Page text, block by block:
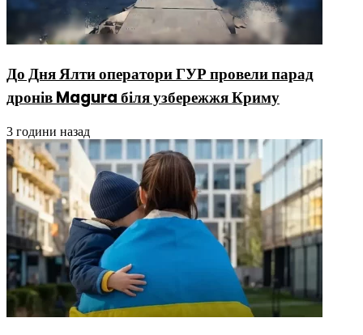
До Дня Ялти оператори ГУР провели парад
дронів Magura біля узбережжя Криму
3 години назад